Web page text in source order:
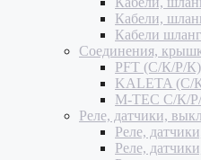
Кабели,
Кабели
Соединения,
PFT (С/К/Р/К)
KALETA (С/
M-TEC С/К/
Реле, датчики,
Реле,
Реле,